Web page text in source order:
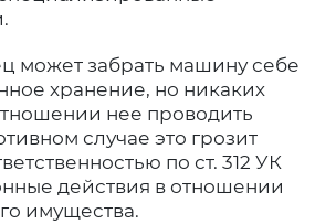
может забрать машину себе
хранение, но никаких
нее проводить
случае это грозит
по ст. 312 УК
действия в отношении
имущества.